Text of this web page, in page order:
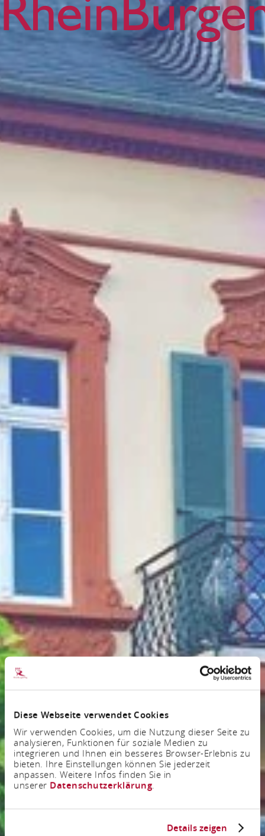
Diese Webseite verwendet Cookies
Wir verwenden Cookies, um die Nutzung dieser Seite zu
analysieren, Funktionen für soziale Medien zu
integrieren und Ihnen ein besseres Browser-Erlebnis zu
bieten. Ihre Einstellungen können Sie jederzeit
anpassen. Weitere Infos finden Sie in
unserer Datenschutzerklärung.
Details zeigen